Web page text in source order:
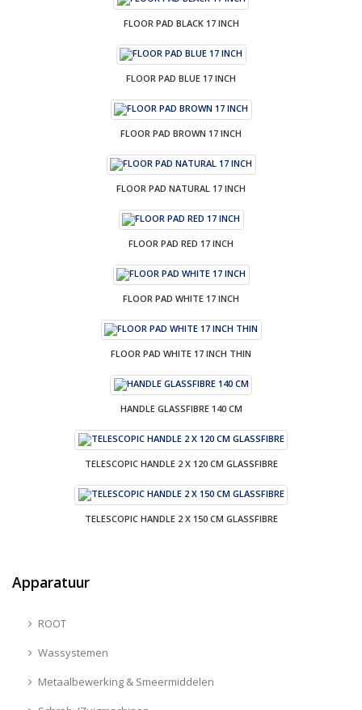
FLOOR PAD BLACK 17 INCH
FLOOR PAD BLUE 17 INCH
FLOOR PAD BROWN 17 INCH
FLOOR PAD NATURAL 17 INCH
FLOOR PAD RED 17 INCH
FLOOR PAD WHITE 17 INCH
FLOOR PAD WHITE 17 INCH THIN
HANDLE GLASSFIBRE 140 CM
TELESCOPIC HANDLE 2 X 120 CM GLASSFIBRE
TELESCOPIC HANDLE 2 X 150 CM GLASSFIBRE
Apparatuur
ROOT
Wassystemen
Metaalbewerking & Smeermiddelen